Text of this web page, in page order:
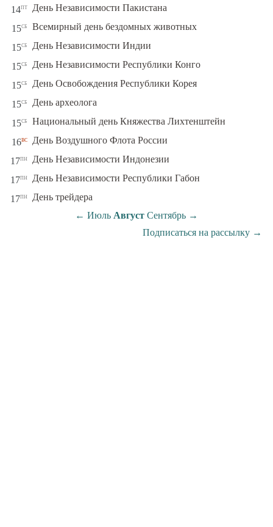
14пт День Независимости Пакистана
15сб Всемирный день бездомных животных
15сб День Независимости Индии
15сб День Независимости Республики Конго
15сб День Освобождения Республики Корея
15сб День археолога
15сб Национальный день Княжества Лихтенштейн
16вс День Воздушного Флота России
17пн День Независимости Индонезии
17пн День Независимости Республики Габон
17пн
День трейдера
← Июль Август Сентябрь →
Подписаться на рассылку →